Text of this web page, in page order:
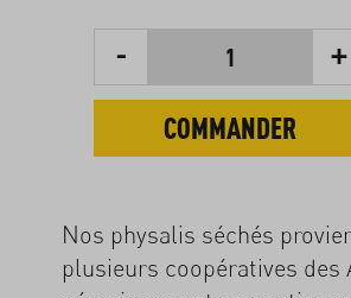
- 1 +
COMMANDER
Nos physalis séchés
plusieurs coopératives des